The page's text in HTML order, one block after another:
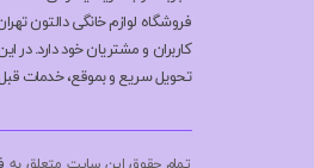
کاربران و مشتریان خود دارد.
تحویل سریع و بموقع، خدمات